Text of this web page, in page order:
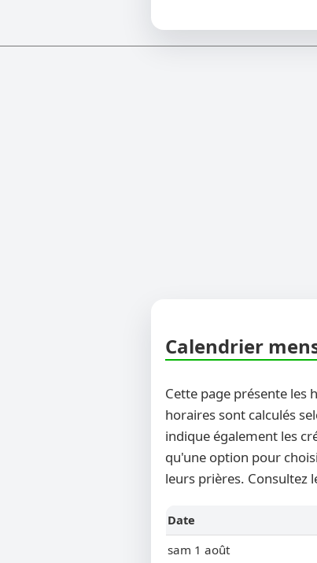
Calendrier
Cette page présente les
horaires sont calculés
indique également les
qu'une option pour
leurs prières. Consultez
Date
sam 1 août